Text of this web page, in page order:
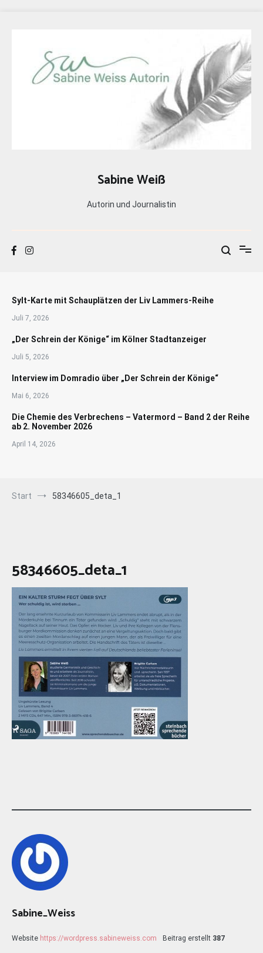
Sabine Weiß
Autorin und Journalistin
Sylt-Karte mit Schauplätzen der Liv Lammers-Reihe
Juli 7, 2026
„Der Schrein der Könige“ im Kölner Stadtanzeiger
Juli 5, 2026
Interview im Domradio über „Der Schrein der Könige“
Mai 6, 2026
Die Chemie des Verbrechens – Vatermord – Band 2 der Reihe
ab 2. November 2026
April 14, 2026
Start 58346605_deta_1
58346605_deta_1
Sabine_Weiss
Website https://wordpress.sabineweiss.com Beitrag erstellt 387